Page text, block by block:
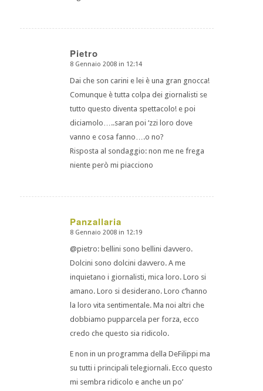
Pietro
dice:
8 Gennaio 2008 in 12:14
Dai che son carini e lei è una gran gnocca!
Comunque è tutta colpa dei giornalisti se
tutto questo diventa spettacolo! e poi
diciamolo…..saran poi ‘zzi loro dove
vanno e cosa fanno….o no?
Risposta al sondaggio: non me ne frega
niente però mi piacciono
Panzallaria
dice:
8 Gennaio 2008 in 12:19
@pietro: bellini sono bellini davvero.
Dolcini sono dolcini davvero. A me
inquietano i giornalisti, mica loro. Loro si
amano. Loro si desiderano. Loro c’hanno
la loro vita sentimentale. Ma noi altri che
dobbiamo pupparcela per forza, ecco
credo che questo sia ridicolo.
E non in un programma della DeFilippi ma
su tutti i principali telegiornali. Ecco questo
mi sembra ridicolo e anche un po’